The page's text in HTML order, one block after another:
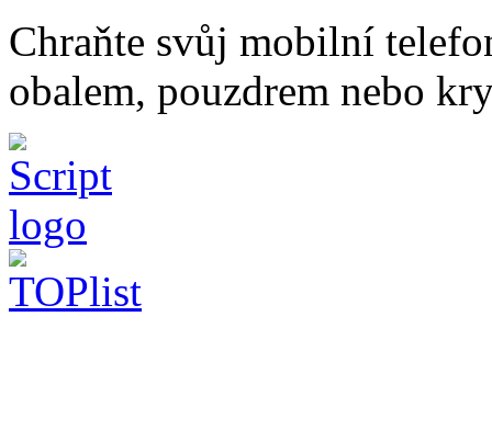
Chraňte svůj mobilní
obalem, pouzdrem nebo